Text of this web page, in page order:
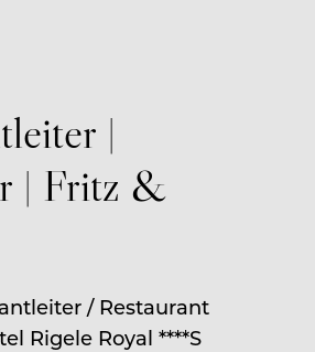
|
| Fritz &
/ Restaurant
Rigele Royal ****S